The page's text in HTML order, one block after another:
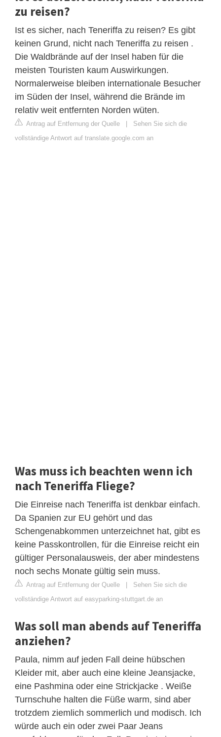
zu reisen?
Ist es sicher, nach Teneriffa zu reisen? Es gibt
keinen Grund, nicht nach Teneriffa zu reisen .
Die Waldbrände auf der Insel haben für die
meisten Touristen kaum Auswirkungen.
Normalerweise bleiben internationale Besucher
im Süden der Insel, während die Brände im
relativ weit entfernten Norden wüten.
Antrag auf Entfernung der Quelle | Sehen Sie sich die
vollständige Antwort auf translate.google.com an
Was muss ich beachten wenn ich
nach Teneriffa Fliege?
Die Einreise nach Teneriffa ist denkbar einfach.
Da Spanien zur EU gehört und das
Schengenabkommen unterzeichnet hat, gibt es
keine Passkontrollen, für die Einreise reicht ein
gültiger Personalausweis, der aber mindestens
noch sechs Monate gültig sein muss.
Antrag auf Entfernung der Quelle | Sehen Sie sich die
vollständige Antwort auf easyparking-stuttgart.de an
Was soll man abends auf Teneriffa
anziehen?
Paula, nimm auf jeden Fall deine hübschen
Kleider mit, aber auch eine kleine Jeansjacke,
eine Pashmina oder eine Strickjacke . Weiße
Turnschuhe halten die Füße warm, sind aber
trotzdem ziemlich sommerlich und modisch. Ich
würde auch ein oder zwei Paar Jeans